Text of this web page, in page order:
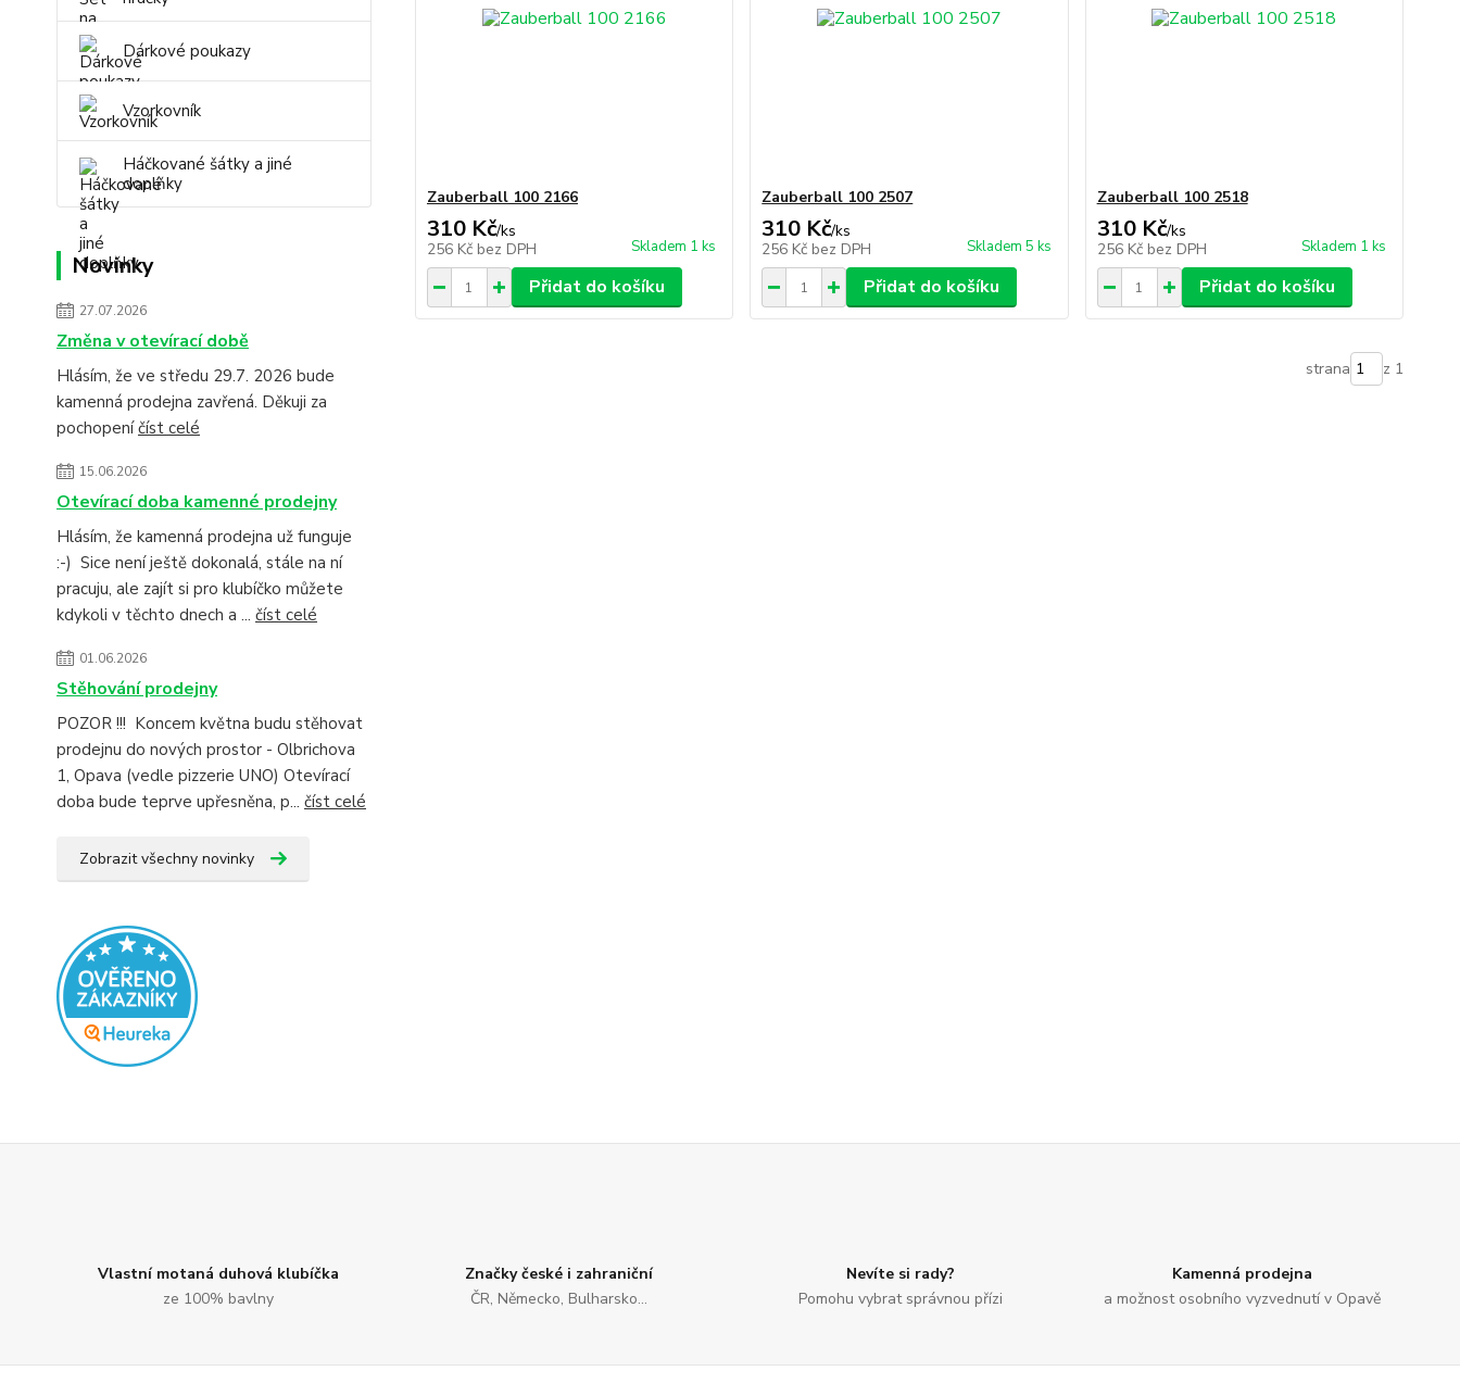
Dárkové poukazy
Vzorkovník
Háčkované šátky a jiné
doplňky
Novinky
27.07.2026
Změna v otevírací době
Hlásím, že ve středu 29.7. 2026 bude
kamenná prodejna zavřená. Děkuji za
pochopeníčíst celé
15.06.2026
Otevírací doba kamenné prodejny
Hlásím, že kamenná prodejna už funguje
:-) Sice není ještě dokonalá, stále na ní
pracuju, ale zajít si pro klubíčko můžete
kdykoli v těchto dnech a ... číst celé
01.06.2026
Stěhování prodejny
POZOR !!! Koncem května budu stěhovat
prodejnu do nových prostor - Olbrichova
1, Opava (vedle pizzerie UNO) Otevírací
doba bude teprve upřesněna, p... číst celé
Zobrazit všechny novinky
Zauberball 100 2166
310 Kč/ks
256 Kč bez DPH Skladem 1 ks
Přidat do košíku
Zauberball 100 2507
310 Kč/ks
256 Kč bez DPH Skladem 5 ks
Přidat do košíku
Zauberball 100 2518
310 Kč/ks
256 Kč bez DPH Skladem 1 ks
Přidat do košíku
strana z 1
Vlastní motaná duhová klubíčka
ze 100% bavlny
Značky české i zahraniční
ČR, Německo, Bulharsko...
Nevíte si rady?
Pomohu vybrat správnou přízi
Kamenná prodejna
a možnost osobního vyzvednutí v Opavě